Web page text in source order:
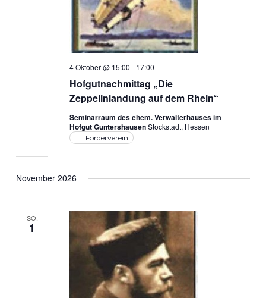
Hofgutnachmittag „Die
Zeppelinlandung auf dem Rhein“
4 Oktober @ 15:00 - 17:00
Seminarraum des ehem. Verwalterhauses im
Hofgut GuntershausenStockstadt, Hessen
Förderverein
November 2026
SO.
1